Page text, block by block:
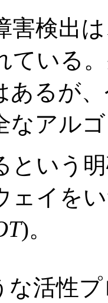
害検出
ている
あるが
なアル
という
ェイを
)。
な活性